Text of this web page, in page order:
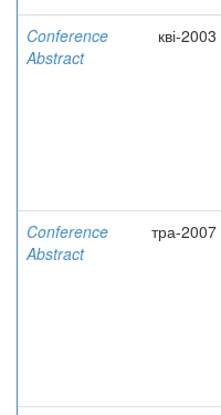
Conference
Abstract
кві-2003
Conference
Abstract
тра-2007